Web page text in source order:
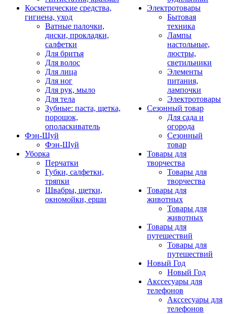
Косметические средства,
гигиена, уход
Ватные палочки,
диски, прокладки,
салфетки
Для бритья
Для волос
Для лица
Для ног
Для рук, мыло
Для тела
Зубные: паста, щетка,
порошок,
ополаскиватель
Фэн-Шуй
Фэн-Шуй
Уборка
Перчатки
Губки, салфетки,
тряпки
Швабры, щетки,
окномойки, ерши
Электротовары
Бытовая
техника
Лампы
настольные,
люстры,
светильники
Элементы
питания,
лампочки
Электротовары
Сезонный товар
Для сада и
огорода
Сезонный
товар
Товары для
творчества
Товары для
творчества
Товары для
животных
Товары для
животных
Товары для
путешествий
Товары для
путешествий
Новый Год
Новый Год
Акссесуары для
телефонов
Акссесуары для
телефонов